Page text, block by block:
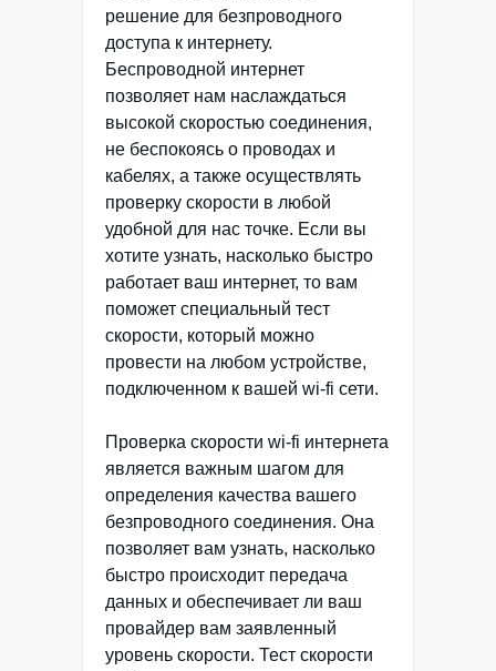
решение для безпроводного
доступа к интернету.
Беспроводной интернет
позволяет нам наслаждаться
высокой скоростью соединения,
не беспокоясь о проводах и
кабелях, а также осуществлять
проверку скорости в любой
удобной для нас точке. Если вы
хотите узнать, насколько быстро
работает ваш интернет, то вам
поможет специальный тест
скорости, который можно
провести на любом устройстве,
подключенном к вашей wi-fi сети.
Проверка скорости wi-fi интернета
является важным шагом для
определения качества вашего
безпроводного соединения. Она
позволяет вам узнать, насколько
быстро происходит передача
данных и обеспечивает ли ваш
провайдер вам заявленный
уровень скорости. Тест скорости